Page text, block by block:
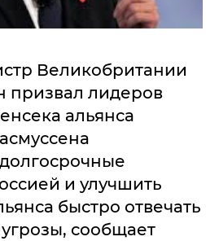
Великобритании
призвал лидеров
альянса
и улучшить
быстро отвечать
сообщает